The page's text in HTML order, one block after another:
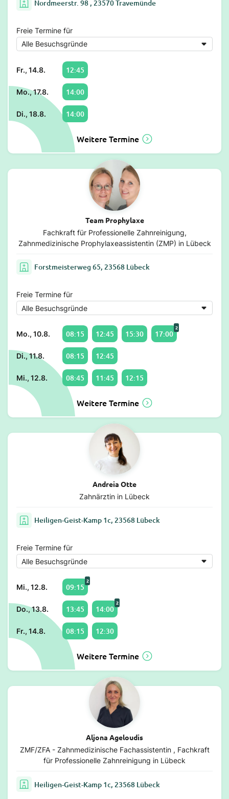
Nordmeerstr. 98 , 23570 Travemünde
Freie Termine für
Fr., 14.8. 12:45
Mo., 17.8. 14:00
Di., 18.8. 14:00
Weitere Termine
Team Prophylaxe
Fachkraft für Professionelle Zahnreinigung,
Zahnmedizinische Prophylaxeassistentin (ZMP) in Lübeck
Forstmeisterweg 65, 23568 Lübeck
Freie Termine für
Mo., 10.8. 08:15 12:45 15:30 17:00
2
Di., 11.8. 08:15 12:45
Mi., 12.8. 08:45 11:45 12:15
Weitere Termine
Andreia Otte
Zahnärztin in Lübeck
Heiligen-Geist-Kamp 1c, 23568 Lübeck
Freie Termine für
Mi., 12.8. 09:15
2
Do., 13.8. 13:45 14:00
2
Fr., 14.8. 08:15 12:30
Weitere Termine
Aljona Ageloudis
ZMF/ZFA - Zahnmedizinische Fachassistentin , Fachkraft
für Professionelle Zahnreinigung in Lübeck
Heiligen-Geist-Kamp 1c, 23568 Lübeck